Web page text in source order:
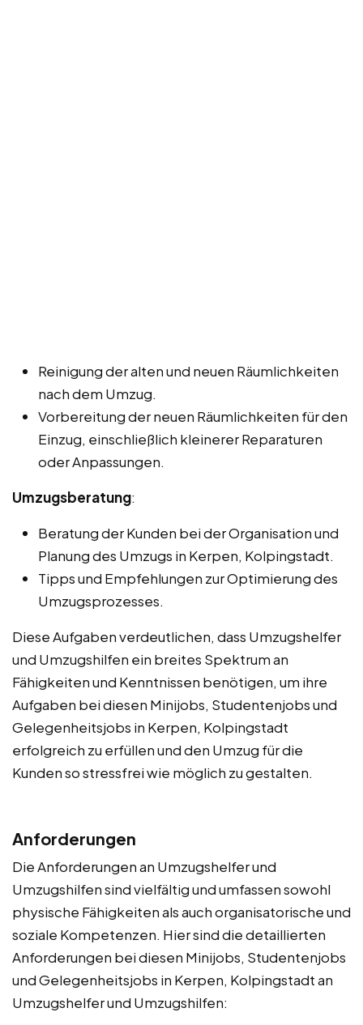
Reinigung der alten und neuen Räumlichkeiten
nach dem Umzug.
Vorbereitung der neuen Räumlichkeiten für den
Einzug, einschließlich kleinerer Reparaturen
oder Anpassungen.
Umzugsberatung:
Beratung der Kunden bei der Organisation und
Planung des Umzugs in Kerpen, Kolpingstadt.
Tipps und Empfehlungen zur Optimierung des
Umzugsprozesses.
Diese Aufgaben verdeutlichen, dass Umzugshelfer
und Umzugshilfen ein breites Spektrum an
Fähigkeiten und Kenntnissen benötigen, um ihre
Aufgaben bei diesen Minijobs, Studentenjobs und
Gelegenheitsjobs in Kerpen, Kolpingstadt
erfolgreich zu erfüllen und den Umzug für die
Kunden so stressfrei wie möglich zu gestalten.
Anforderungen
Die Anforderungen an Umzugshelfer und
Umzugshilfen sind vielfältig und umfassen sowohl
physische Fähigkeiten als auch organisatorische und
soziale Kompetenzen. Hier sind die detaillierten
Anforderungen bei diesen Minijobs, Studentenjobs
und Gelegenheitsjobs in Kerpen, Kolpingstadt an
Umzugshelfer und Umzugshilfen: